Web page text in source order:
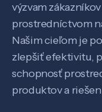
výzvam
prostredníctvom
Našim cieľom je
zlepšiť efektivitu,
schopnosť
produktov a